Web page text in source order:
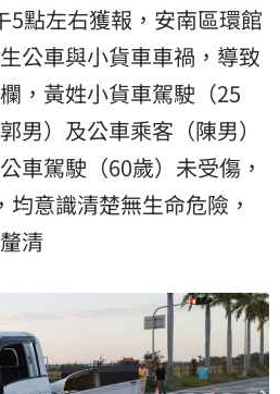
5點左右獲報，安南區環館
公車與小貨車車禍，導致
，黃姓小貨車駕駛（25
男）及公車乘客（陳男）
車駕駛（60歲）未受傷，
意識清楚無生命危險，
清